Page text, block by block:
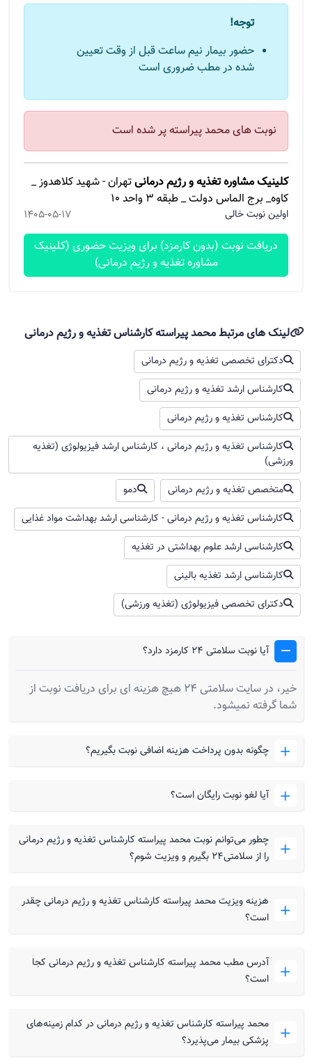
توجه!
حضور بیمار نیم ساعت قبل از وقت تعیین
شده در مطب ضروری است
نوبت های محمد پیراسته پر شده است
کلینیک مشاوره تغذیه و رژیم درمانیتهران - شهید کلاهدوز _
کاوه_ برج الماس دولت _ طبقه ۳ واحد ۱۰
اولین نوبت خالی 1405-05-17
دریافت نوبت (بدون کارمزد) برای ویزیت حضوری (کلینیک
مشاوره تغذیه و رژیم درمانی)
لینک های مرتبط محمد پیراسته کارشناس تغذیه و رژیم درمانی
دکترای تخصصی تغذیه و رژیم درمانی
کارشناس ارشد تغذیه و رژیم درمانی
کارشناس تغذیه و رژیم درمانی
کارشناس تغذیه و رژیم درمانی ، کارشناس ارشد فیزیولوژی (تغذیه
ورزشی)
متخصص تغذیه و رژیم درمانی
دمو
کارشناس تغذیه و رژیم درمانی - کارشناسی ارشد بهداشت مواد غذایی
کارشناسی ارشد علوم بهداشتی در تغذیه
کارشناسی ارشد تغذیه بالینی
دکترای تخصصی فیزیولوژی (تغذیه ورزشی)
آیا نوبت سلامتی 24 کارمزد دارد؟
خیر، در سایت سلامتی 24 هیچ هزینه ای برای دریافت نوبت از
شما گرفته نمیشود.
چگونه بدون پرداخت هزینه اضافی نوبت بگیریم؟
آیا لغو نوبت رایگان است؟
چطور می‌توانم نوبت محمد پیراسته کارشناس تغذیه و رژیم درمانی
را از سلامتی۲۴ بگیرم و ویزیت شوم؟
هزینه ویزیت محمد پیراسته کارشناس تغذیه و رژیم درمانی چقدر
است؟
آدرس مطب محمد پیراسته کارشناس تغذیه و رژیم درمانی کجا
است؟
محمد پیراسته کارشناس تغذیه و رژیم درمانی در کدام زمینه‌های
پزشکی بیمار می‌پذیرد؟